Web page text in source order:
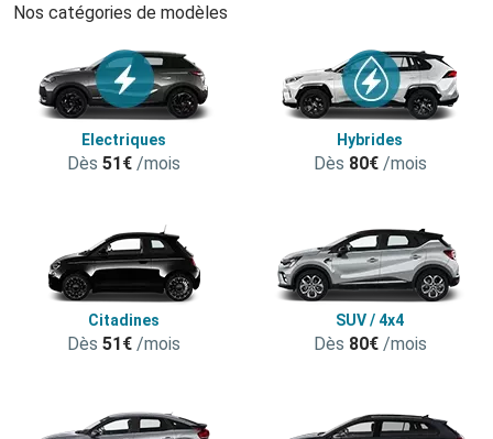
Nos catégories de modèles
Electriques
Dès 51€/mois
Hybrides
Dès 80€/mois
Citadines
Dès 51€/mois
SUV / 4x4
Dès 80€/mois